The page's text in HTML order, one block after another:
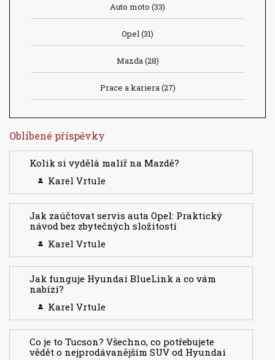
Auto moto (33)
Opel (31)
Mazda (28)
Prace a kariera (27)
Oblíbené příspěvky
Kolik si vydělá malíř na Mazdě?
Karel Vrtule
Jak zaúčtovat servis auta Opel: Praktický
návod bez zbytečných složitostí
Karel Vrtule
Jak funguje Hyundai BlueLink a co vám
nabízí?
Karel Vrtule
Co je to Tucson? Všechno, co potřebujete
vědět o nejprodávanějším SUV od Hyundai